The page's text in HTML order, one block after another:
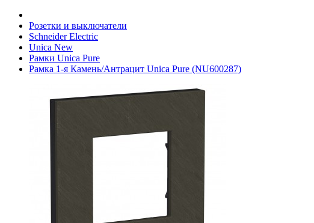
Розетки и выключатели
Schneider Electric
Unica New
Рамки Unica Pure
Рамка 1-я Камень/Антрацит Unica Pure (NU600287)